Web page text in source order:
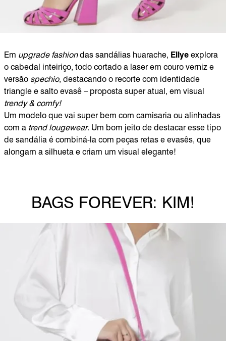
Em upgrade fashiondas sandálias huarache, Ellye explora
o cabedal inteiriço, todo cortado a laser em couro verniz e
versão spechio, destacando o recorte com identidade
triangle e salto evasê – proposta super atual, em visual
trendy & comfy!
Um modelo que vai super bem com camisaria ou alinhadas
com a trend lougewear. Um bom jeito de destacar esse tipo
de sandália é combiná-la com peças retas e evasês, que
alongam a silhueta e criam um visual elegante!
BAGS FOREVER: KIM!